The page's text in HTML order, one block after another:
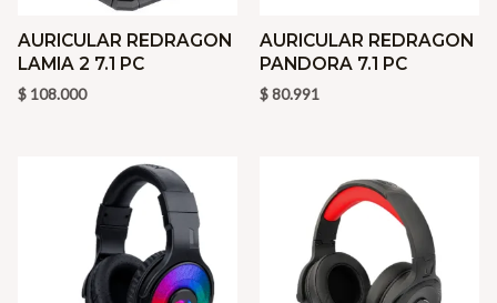
AURICULAR REDRAGON
LAMIA 2 7.1 PC
$ 108.000
AURICULAR REDRAGON
PANDORA 7.1 PC
$80.991